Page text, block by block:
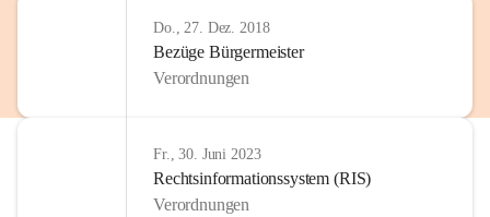
Do., 27. Dez. 2018
Bezüge Bürgermeister
Verordnungen
Fr., 30. Juni 2023
Rechtsinformationssystem (RIS)
Verordnungen